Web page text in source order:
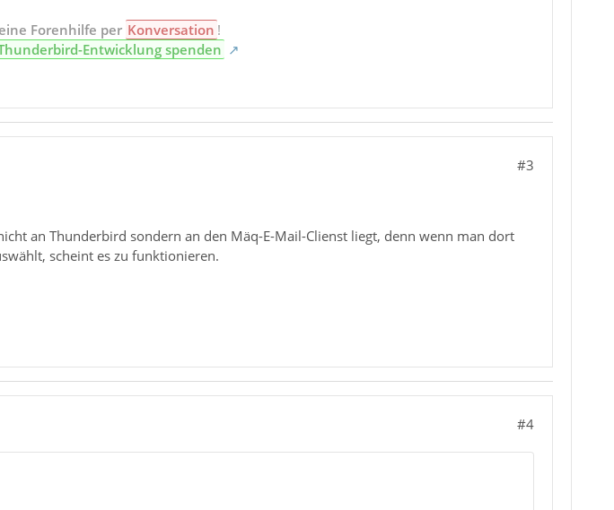
Forenhilfe per Konversation !
Entwicklung spenden
#3
an Thunderbird sondern an den Mäq-E-Mail-Clienst liegt, denn wenn man dort
scheint es zu funktionieren.
#4